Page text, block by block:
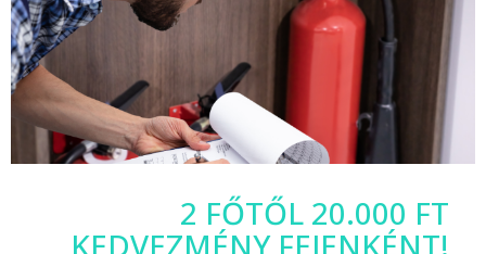
2 FŐTŐL 20.000 FT
KEDVEZMÉNY FEJENKÉNT!